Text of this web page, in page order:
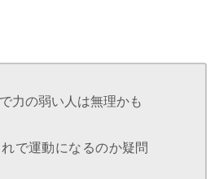
力の弱い人は無理かも
で運動になるのか疑問